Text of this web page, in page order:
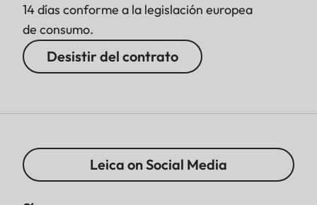
14 días conforme a la legislación europea
de consumo.
Desistir del contrato
Leica on Social Media